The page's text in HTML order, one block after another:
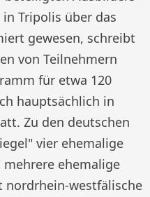
Tripolis über das
gewesen, schreibt
von Teilnehmern
für etwa 120
hauptsächlich in
Zu den deutschen
vier ehemalige
mehrere ehemalige
nordrhein-westfälische